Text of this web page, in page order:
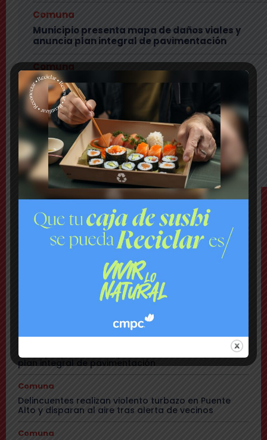
Comuna
Municipio presenta mapa de daños viales y
anuncia plan integral de pavimentación
Delincuentes realizan violento turbazo en
Puente Alto y disparan al aire tras alerta de
vecinos
Comuna
Tensión: delegado Codina acusa a alcalde
Toledo de hacerle una «encerrona», editar
video y querer ser «influencer»
TEMAS
Último Minuto
Bomberos combate violento incendio en vivienda:
hay peligro de propagación
Lanzan plataforma para denunciar negocios
Comuna
Municipio presenta mapa de daños viales y anuncia
plan integral de pavimentación
Comuna
Delincuentes realizan violento turbazo en Puente
Alto y disparan al aire tras alerta de vecinos
Comuna